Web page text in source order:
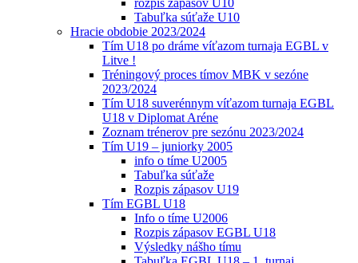
Tabuľka súťaže U10
Hracie obdobie 2023/2024
Tím U18 po dráme víťazom turnaja EGBL v
Litve !
Tréningový proces tímov MBK v sezóne
2023/2024
Tím U18 suverénnym víťazom turnaja EGBL
U18 v Diplomat Aréne
Zoznam trénerov pre sezónu 2023/2024
Tím U19 – juniorky 2005
info o tíme U2005
Tabuľka súťaže
Rozpis zápasov U19
Tím EGBL U18
Info o tíme U2006
Rozpis zápasov EGBL U18
Výsledky nášho tímu